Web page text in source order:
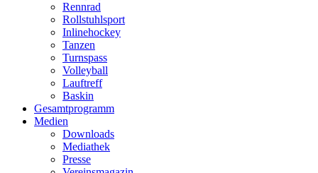
Rennrad
Rollstuhlsport
Inlinehockey
Tanzen
Turnspass
Volleyball
Lauftreff
Baskin
Gesamtprogramm
Medien
Downloads
Mediathek
Presse